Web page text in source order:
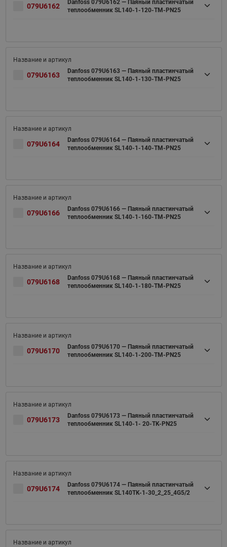
079U6162
Danfoss 079U6162 — Паяный пластинчатый
теплообменник SL140-1-120-TM-PN25
079U6163
Danfoss 079U6163 — Паяный пластинчатый
теплообменник SL140-1-130-TM-PN25
079U6164
Danfoss 079U6164 — Паяный пластинчатый
теплообменник SL140-1-140-TM-PN25
079U6166
Danfoss 079U6166 — Паяный пластинчатый
теплообменник SL140-1-160-TM-PN25
079U6168
Danfoss 079U6168 — Паяный пластинчатый
теплообменник SL140-1-180-TM-PN25
079U6170
Danfoss 079U6170 — Паяный пластинчатый
теплообменник SL140-1-200-TM-PN25
079U6173
Danfoss 079U6173 — Паяный пластинчатый
теплообменник SL140-1- 20-TK-PN25
079U6174
Danfoss 079U6174 — Паяный пластинчатый
теплообменник SL140TK-1-30_2_25_4G5/2